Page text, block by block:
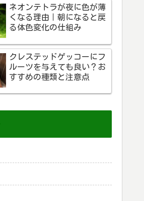
ネオンテトラが夜に色が薄
くなる理由｜朝になると戻
る体色変化の仕組み
クレステッドゲッコーにフ
ルーツを与えても良い？お
すすめの種類と注意点